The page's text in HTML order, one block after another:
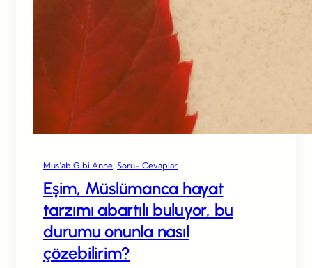
Mus’ab Gibi Anne Soru- Cevaplar
Eşim, Müslümanca hayat
tarzımı abartılı buluyor, bu
durumu onunla nasıl
çözebilirim?